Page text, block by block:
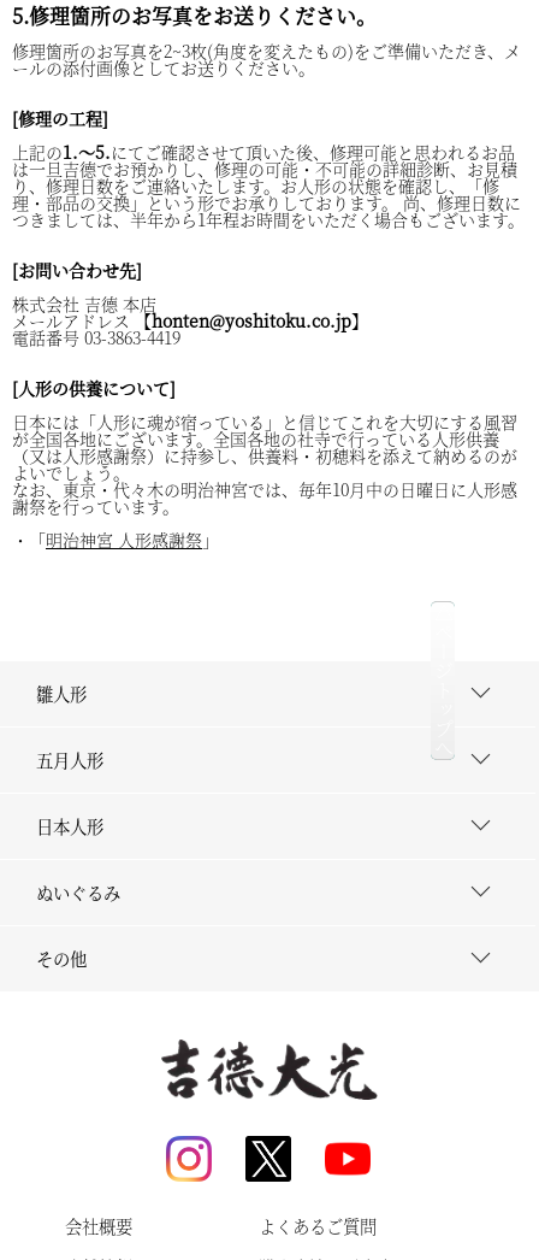
5.修理箇所のお写真をお送りください。
修理箇所のお写真を2~3枚(角度を変えたもの)をご準備いただき、メ
ールの添付画像としてお送りください。
[修理の工程]
上記の1.〜5.にてご確認させて頂いた後、修理可能と思われるお品
は一旦吉德でお預かりし、修理の可能・不可能の詳細診断、お見積
り、修理日数をご連絡いたします。お人形の状態を確認し、「修
理・部品の交換」という形でお承りしております。 尚、修理日数に
つきましては、半年から1年程お時間をいただく場合もございます。
[お問い合わせ先]
株式会社 吉德 本店
メールアドレス 【honten@yoshitoku.co.jp】
電話番号 03-3863-4419
[人形の供養について]
日本には「人形に魂が宿っている」と信じてこれを大切にする風習
が全国各地にございます。全国各地の社寺で行っている人形供養
（又は人形感謝祭）に持参し、供養料・初穂料を添えて納めるのが
よいでしょう。
なお、東京・代々木の明治神宮では、毎年10月中の日曜日に人形感
謝祭を行っています。
・「明治神宮 人形感謝祭 」
雛人形
五月人形
日本人形
ぬいぐるみ
その他
会社概要
よくあるご質問